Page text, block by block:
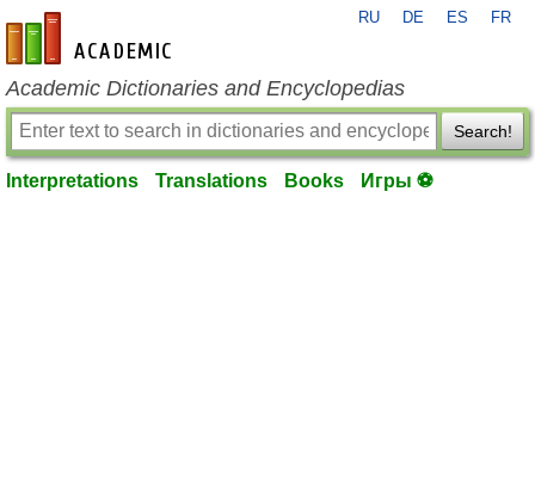
en-academic.com
RU DE ES FR
Academic Dictionaries and Encyclopedias
Search!
Interpretations Translations Books Игры ⚽